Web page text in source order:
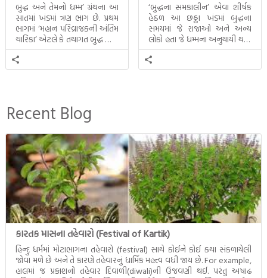
બુદ્ધ અને તેમનો ધમ્મ’ ગ્રંથના આ
સાતમાં ખંડમાં ત્રણ ભાગ છે. પ્રથમ
ભાગમાં ‘મહાન પરિવ્રાજકની અંતિમ
ચારિકા’ એટલે કે તથાગત બુદ્ધ સાથે
સતત પરિભ્રમણ કરતા સહચારીઓ
સાથે ફરી એકવારની
મુલાકાત, બીજા ભાગમાં તથાગતે
ઉત્તરાધિકારી તરીકે સ્થાપે છે તે
દૃશ્યો અંકિત થયાં છે. ટૂંકમાં બુદ્ધનાં
જીવનના અંતિમ દિવસોની યાત્રાનો
પરિપાક જોવા મળે […]
‘બુદ્ધના સમકાલીન’ એવા શીર્ષક
હેઠળ આ છઠ્ઠા ખંડમાં બુદ્ધના
સમયમાં જે રાજાઓ અને અન્ય
લોકો હતા જે ધમ્મના અનુયાયી થયા.
તેમનો અને બુદ્ધ વચ્ચે થયેલો
સત્સંગ વીશે જાણકારી મળે છે.
Recent Blog
કારતક માસના તહેવારો (Festival of Kartik)
હિન્દુ ધર્મમાં મોટાભાગના તહેવારો (festival) સાથે કોઈને કોઈ કથા સંકળાયેલી
જોવા મળે છે અને તે કારણે તહેવારનું ધાર્મિક મહત્ત્વ વધી જાય છે. For example,
હાલમાં જ પ્રકાશનો તહેવાર દિવાળી(diwali)ની ઉજવણી થઈ. પરંતુ અષાઢ